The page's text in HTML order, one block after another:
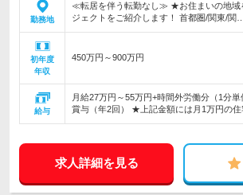
勤務地
≪転居を伴う転勤なし≫ ★お住まいの地域
ジェクトをご紹介します！ 首都圏/関東/関…
初年度
年収
450万円～900万円
給与
月給27万円～55万円+時間外労働分（1分
賞与（年2回） ★上記金額には月1万円の住
求人詳細を見る